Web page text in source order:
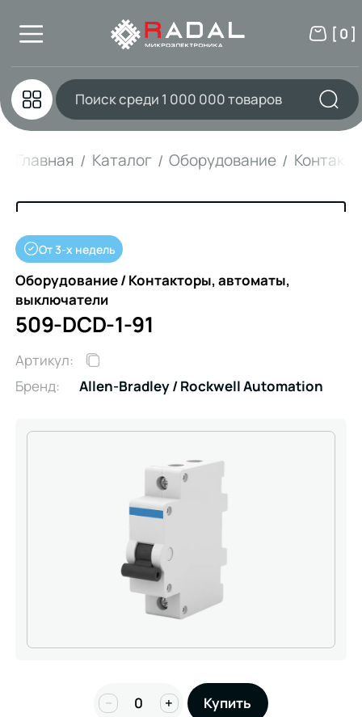
[ 0 ]
Главная Каталог Оборудование
От 3-х недель
Оборудование / Контакторы, автоматы,
выключатели
509-DCD-1-91
Артикул:
Бренд:
Allen-Bradley / Rockwell Automation
− + Купить